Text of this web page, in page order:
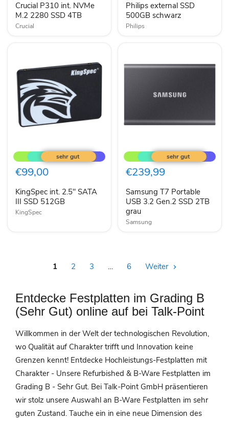
SSD
4TB
Crucial P310 int. NVMe
M.2 2280 SSD 4TB
Crucial
Philips external SSD
500GB schwarz
Philips
int.
2.5"
SATA
III
512GB
€99,00
KingSpec int. 2.5" SATA
III SSD 512GB
KingSpec
T7
Portable
USB
3.2
SSD
2TB
grau
€239,99
Samsung T7 Portable
USB 3.2 Gen.2 SSD 2TB
grau
Samsung
1 2 3 … 6 Weiter
Entdecke Festplatten im Grading B
(Sehr Gut) online auf bei Talk-Point
Willkommen in der Welt der technologischen Revolution,
wo Qualität auf Charakter trifft und Innovation keine
Grenzen kennt! Entdecke Hochleistungs-Festplatten mit
Charakter - Unsere Refurbished & B-Ware Festplatten im
Grading B - Sehr Gut. Bei Talk-Point GmbH präsentieren
wir stolz unsere Auswahl an B-Ware Festplatten im sehr
guten Zustand. Tauche ein in eine neue Dimension des